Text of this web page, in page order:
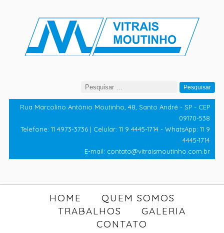
Pesquisar
por:
Rua Marcolino Antônio Moutinho, 48, Santo André - SP - CEP
09170-538
Telefone: 11 4973-3736 | Celular: 11 9 4445-1714 - WhatsApp: 11 9
4445-1714
E-mail: contato@vitraismoutinho.com.br
HOME
QUEM SOMOS
TRABALHOS
GALERIA
CONTATO